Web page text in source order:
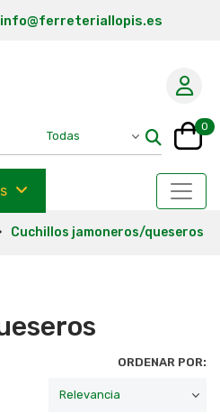
info@ferreteriallopis.es
0
Cuchillos jamoneros/queseros
ORDENAR POR: